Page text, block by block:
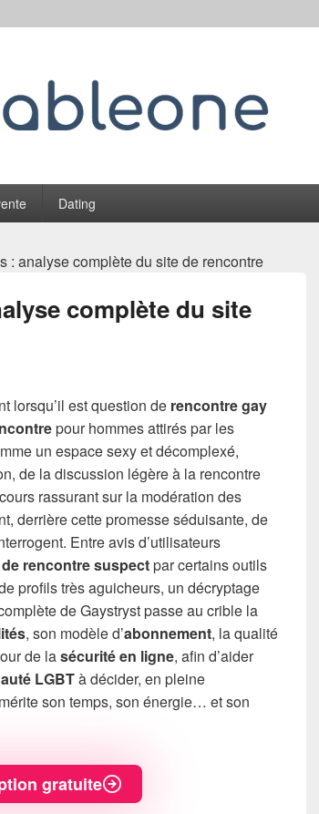
Dating
: analyse complète du site de rencontre
complète du site
lorsqu’il est question de rencontre gay
pour hommes attirés par les
un espace sexy et décomplexé,
de la discussion légère à la rencontre
rassurant sur la modération des
derrière cette promesse séduisante, de
Entre avis d’utilisateurs
rencontre suspectpar certains outils
profils très aguicheurs, un décryptage
de Gaystryst passe au crible la
, son modèle d’abonnement, la qualité
de lasécurité en ligne, afin d’aider
LGBTà décider, en pleine
son temps, son énergie… et son
gratuite